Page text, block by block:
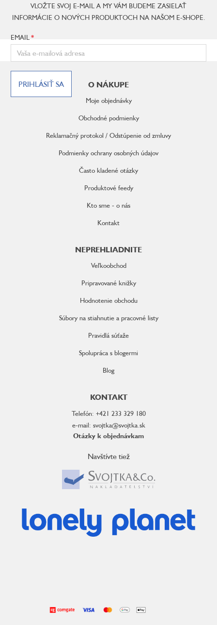
VLOŽTE SVOJ E-MAIL A MY VÁM BUDEME ZASIELAŤ
INFORMÁCIE O NOVÝCH PRODUKTOCH NA NAŠOM E-SHOPE.
EMAIL
PRIHLÁSIŤ SA O NÁKUPE
Moje objednávky
Obchodné podmienky
Reklamačný protokol / Odstúpenie od zmluvy
Podmienky ochrany osobných údajov
Často kladené otázky
Produktové feedy
Kto sme - o nás
Kontakt
NEPREHLIADNITE
Veľkoobchod
Pripravované knižky
Hodnotenie obchodu
Súbory na stiahnutie a pracovné listy
Pravidlá súťaže
Spolupráca s blogermi
Blog
KONTAKT
Telefón: +421 233 329 180
e-mail: svojtka@svojtka.sk
Otázky k objednávkam
Navštívte tiež